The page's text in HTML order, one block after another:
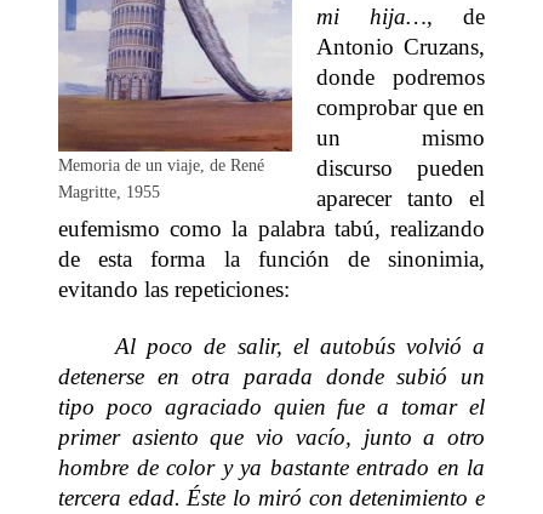
Memoria de un viaje, de René
Magritte, 1955
mi hija…, de
Antonio Cruzans,
donde podremos
comprobar que en
un mismo
discurso pueden
aparecer tanto el
eufemismo como la palabra tabú, realizando
de esta forma la función de sinonimia,
evitando las repeticiones:
Al poco de salir, el autobús volvió a
detenerse en otra parada donde subió un
tipo poco agraciado quien fue a tomar el
primer asiento que vio vacío, junto a otro
hombre de color y ya bastante entrado en la
tercera edad. Éste lo miró con detenimiento e